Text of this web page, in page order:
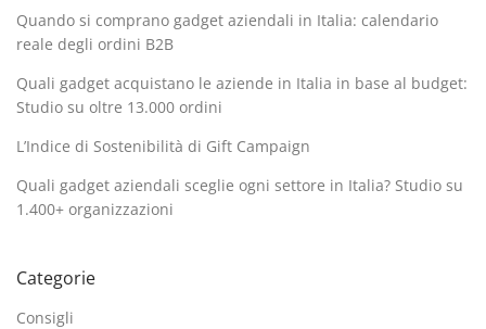
Quando si comprano gadget aziendali in Italia: calendario
reale degli ordini B2B
Quali gadget acquistano le aziende in Italia in base al budget:
Studio su oltre 13.000 ordini
L’Indice di Sostenibilità di Gift Campaign
Quali gadget aziendali sceglie ogni settore in Italia? Studio su
1.400+ organizzazioni
Categorie
Consigli